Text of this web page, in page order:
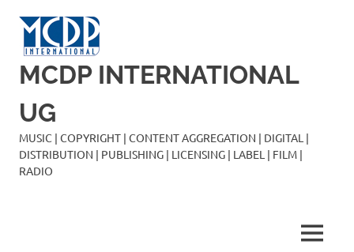
Inhalt
springen
MCDP INTERNATIONAL
UG
MUSIC | COPYRIGHT | CONTENT AGGREGATION | DIGITAL |
DISTRIBUTION | PUBLISHING | LICENSING | LABEL | FILM |
RADIO
MENÜ